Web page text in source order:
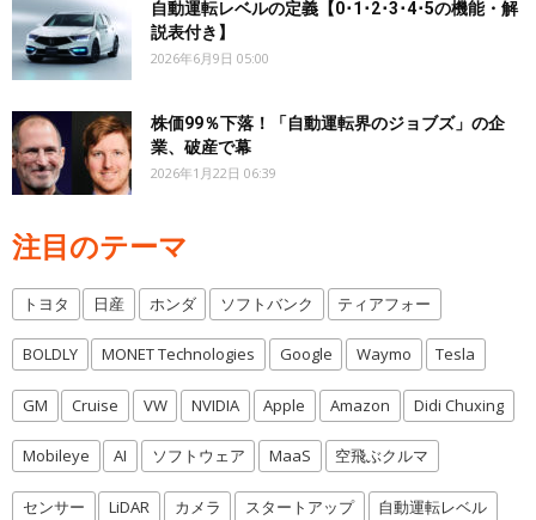
自動運転レベルの定義【0･1･2･3･4･5の機能・解
説表付き】
2026年6月9日 05:00
株価99％下落！「自動運転界のジョブズ」の企
業、破産で幕
2026年1月22日 06:39
注目のテーマ
トヨタ 日産 ホンダ ソフトバンク ティアフォー
BOLDLY MONET Technologies Google Waymo Tesla
GM Cruise VW NVIDIA Apple Amazon Didi Chuxing
Mobileye AI ソフトウェア MaaS 空飛ぶクルマ
センサー LiDAR カメラ スタートアップ 自動運転レベル